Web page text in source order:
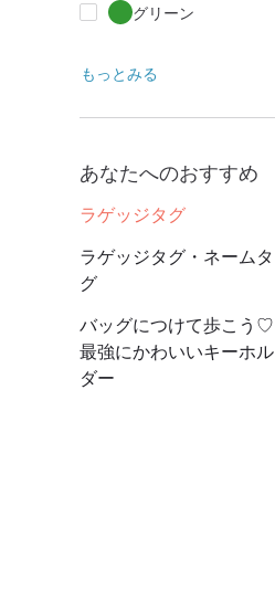
グリーン
もっとみる
あなたへのおすすめ
ラゲッジタグ
ラゲッジタグ・ネームタ
グ
バッグにつけて歩こう♡
最強にかわいいキーホル
ダー